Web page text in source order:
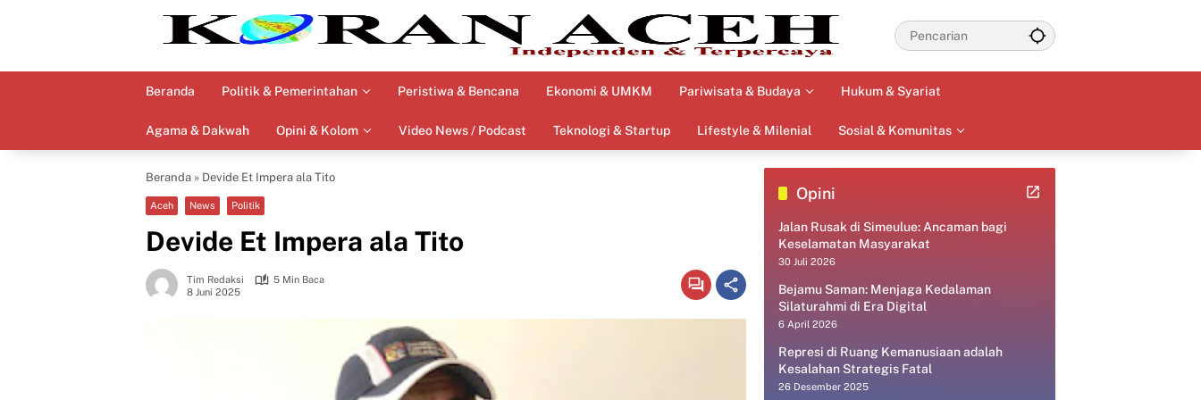
Beranda Politik & Pemerintahan Peristiwa & Bencana Ekonomi & UMKM Pariwisata & Budaya Hukum & Syariat
Agama & Dakwah Opini & Kolom Video News / Podcast Teknologi & Startup Lifestyle & Milenial Sosial & Komunitas
Beranda » Devide Et Impera ala Tito
Aceh News Politik
Devide Et Impera ala Tito
Tim Redaksi
5 Min Baca
8 Juni 2025
Opini
Jalan Rusak di Simeulue: Ancaman bagi
Keselamatan Masyarakat
30 Juli 2026
Bejamu Saman: Menjaga Kedalaman
Silaturahmi di Era Digital
6 April 2026
Represi di Ruang Kemanusiaan adalah
Kesalahan Strategis Fatal
26 Desember 2025